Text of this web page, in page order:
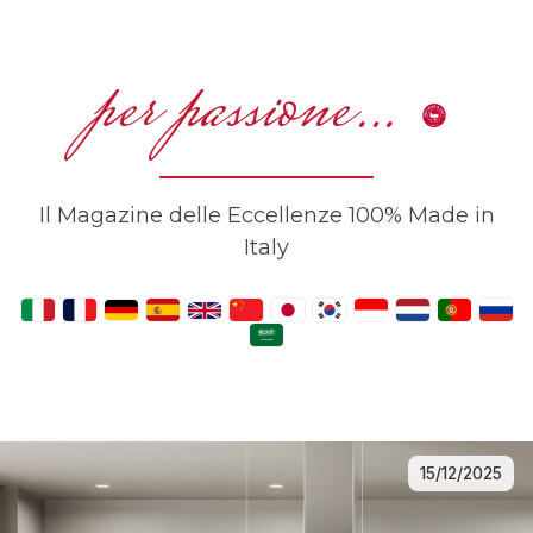
per passione…
Il Magazine delle Eccellenze 100% Made in
Italy
15/12/2025